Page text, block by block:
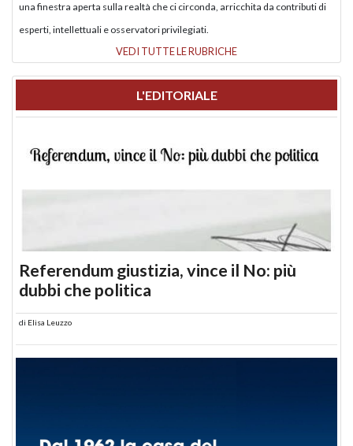
una finestra aperta sulla realtà che ci circonda, arricchita da contributi di
esperti, intellettuali e osservatori privilegiati.
VEDI TUTTE LE RUBRICHE
L'EDITORIALE
Referendum giustizia, vince il No: più
dubbi che politica
di Elisa Leuzzo